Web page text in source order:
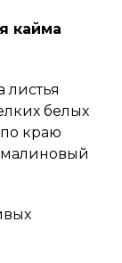
кайма
листья
белых
краю
малиновый